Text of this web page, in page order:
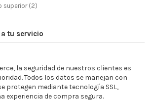
superior(2)
tu servicio
la seguridad de nuestros clientes es
Todos los datos se manejan con
protegen mediante tecnología SSL,
experiencia de compra segura.